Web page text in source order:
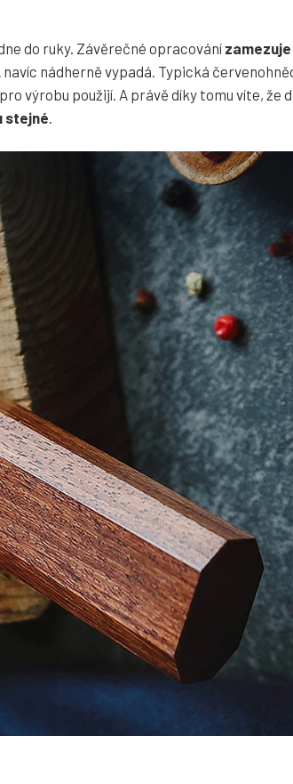
do ruky. Závěrečné opracovánízamezuje
navíc nádherně vypadá. Typická
výrobu použijí. A právě díky tomu víte, že
stejné